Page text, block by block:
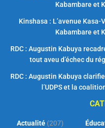
Kabambare et
Kinshasa : L’avenue
Kabambare et
RDC : Augustin Kabuya
tout aveu d’échec du
RDC : Augustin Kabuya
l’UDPS et la
Actualité(207)